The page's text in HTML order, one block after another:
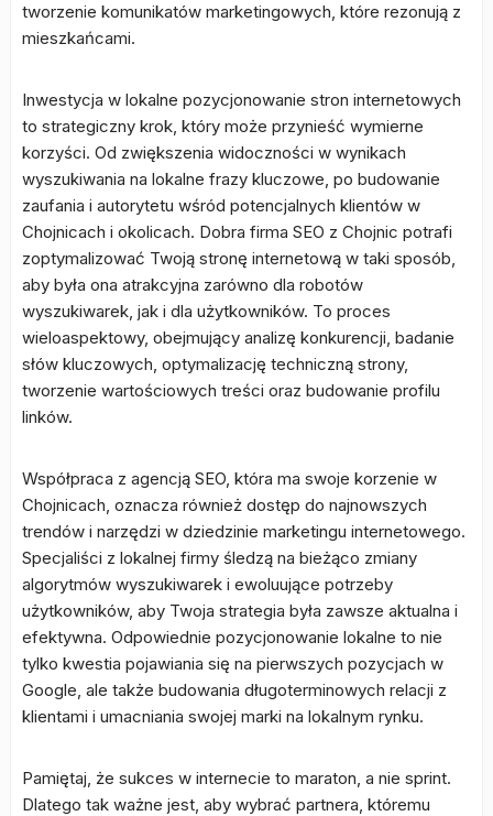
tworzenie komunikatów marketingowych, które rezonują z
mieszkańcami.
Inwestycja w lokalne pozycjonowanie stron internetowych
to strategiczny krok, który może przynieść wymierne
korzyści. Od zwiększenia widoczności w wynikach
wyszukiwania na lokalne frazy kluczowe, po budowanie
zaufania i autorytetu wśród potencjalnych klientów w
Chojnicach i okolicach. Dobra firma SEO z Chojnic potrafi
zoptymalizować Twoją stronę internetową w taki sposób,
aby była ona atrakcyjna zarówno dla robotów
wyszukiwarek, jak i dla użytkowników. To proces
wieloaspektowy, obejmujący analizę konkurencji, badanie
słów kluczowych, optymalizację techniczną strony,
tworzenie wartościowych treści oraz budowanie profilu
linków.
Współpraca z agencją SEO, która ma swoje korzenie w
Chojnicach, oznacza również dostęp do najnowszych
trendów i narzędzi w dziedzinie marketingu internetowego.
Specjaliści z lokalnej firmy śledzą na bieżąco zmiany
algorytmów wyszukiwarek i ewoluujące potrzeby
użytkowników, aby Twoja strategia była zawsze aktualna i
efektywna. Odpowiednie pozycjonowanie lokalne to nie
tylko kwestia pojawiania się na pierwszych pozycjach w
Google, ale także budowania długoterminowych relacji z
klientami i umacniania swojej marki na lokalnym rynku.
Pamiętaj, że sukces w internecie to maraton, a nie sprint.
Dlatego tak ważne jest, aby wybrać partnera, któremu